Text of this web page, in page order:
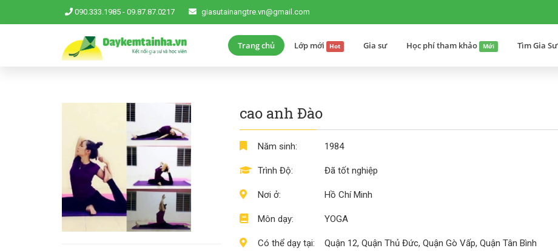
090.333.1985 - 09.87.87.0217 giasutainangtre.vn@gmail.com
Trang chủ Lớp mới Hot Gia sư Học phí tham khảo Mới Tìm Gia Sư
cao anh Đào
Năm sinh:
Trình Độ:
Nơi ở:
Môn dạy:
Có thể dạy tại:
1984
Đã tốt nghiệp
Hồ Chí Minh
YOGA
Quận 12, Quận Thủ Đức, Quận Gò Vấp, Quận Tân Bình